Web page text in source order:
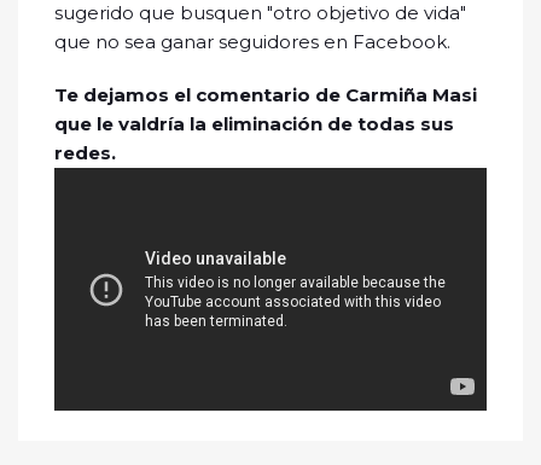
sugerido que busquen "otro objetivo de vida"
que no sea ganar seguidores en Facebook.
Te dejamos el comentario de Carmiña Masi
que le valdría la eliminación de todas sus
redes.